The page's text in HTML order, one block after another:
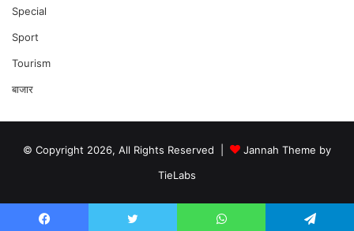
Special
Sport
Tourism
बाजार
© Copyright 2026, All Rights Reserved |
Jannah Theme by
TieLabs